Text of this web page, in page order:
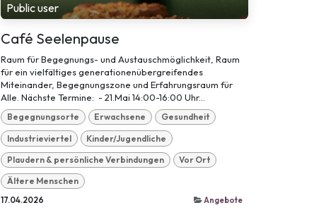
Public user
Café Seelenpause
Raum für Begegnungs- und Austauschmöglichkeit, Raum
für ein vielfältiges generationenübergreifendes
Miteinander, Begegnungszone und Erfahrungsraum für
Alle. Nächste Termine: - 21.Mai 14:00-16:00 Uhr...
Begegnungsorte Erwachsene Gesundheit
Industrieviertel Kinder/Jugendliche
Plaudern & persönliche Verbindungen Vor Ort
Ältere Menschen
17.04.2026 Angebote